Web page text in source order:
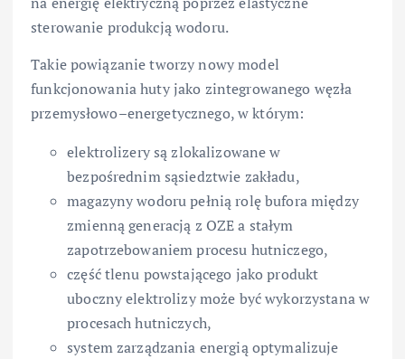
sterowanie produkcją wodoru.
Takie powiązanie tworzy nowy model
funkcjonowania huty jako zintegrowanego węzła
przemysłowo–energetycznego, w którym:
elektrolizery są zlokalizowane w
bezpośrednim sąsiedztwie zakładu,
magazyny wodoru pełnią rolę bufora między
zmienną generacją z OZE a stałym
zapotrzebowaniem procesu hutniczego,
część tlenu powstającego jako produkt
uboczny elektrolizy może być wykorzystana w
procesach hutniczych,
system zarządzania energią optymalizuje